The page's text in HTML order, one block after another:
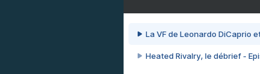
La VF de Leonardo DiCaprio
Heated Rivalry, le débrief -